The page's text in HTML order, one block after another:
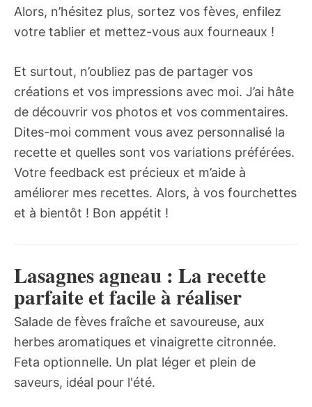
Alors, n’hésitez plus, sortez vos fèves, enfilez
votre tablier et mettez-vous aux fourneaux !
Et surtout, n’oubliez pas de partager vos
créations et vos impressions avec moi. J’ai hâte
de découvrir vos photos et vos commentaires.
Dites-moi comment vous avez personnalisé la
recette et quelles sont vos variations préférées.
Votre feedback est précieux et m’aide à
améliorer mes recettes. Alors, à vos fourchettes
et à bientôt ! Bon appétit !
Lasagnes agneau : La recette
parfaite et facile à réaliser
Salade de fèves fraîche et savoureuse, aux
herbes aromatiques et vinaigrette citronnée.
Feta optionnelle. Un plat léger et plein de
saveurs, idéal pour l'été.